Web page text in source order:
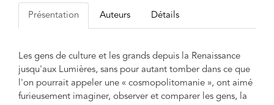
Présentation Auteurs Détails
Les gens de culture et les grands depuis la Renaissance
jusqu'aux Lumières, sans pour autant tomber dans ce que
l'on pourrait appeler une « cosmopolitomanie », ont aimé
furieusement imaginer, observer et comparer les gens, la